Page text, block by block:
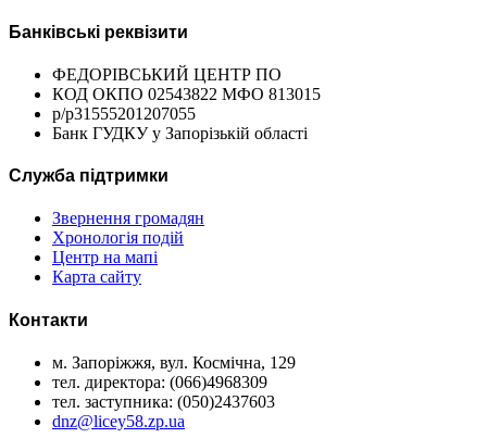
Банківські реквізити
ФЕДОРІВСЬКИЙ ЦЕНТР ПО
КОД ОКПО 02543822 МФО 813015
р/р31555201207055
Банк ГУДКУ у Запорізькій області
Служба підтримки
Звернення громадян
Хронологія подій
Центр на мапі
Карта сайту
Контакти
м. Запоріжжя, вул. Космічна, 129
тел. директора: (066)4968309
тел. заступника: (050)2437603
dnz@licey58.zp.ua